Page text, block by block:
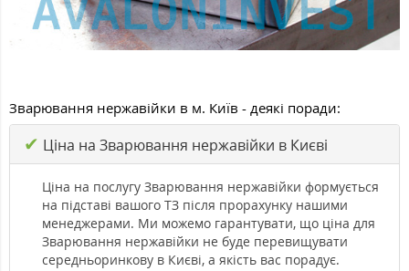
Зварювання нержавійки в м. Київ - деякі поради:
✔ Ціна на Зварювання нержавійки в Києві
Ціна на послугу Зварювання нержавійки формується
на підставі вашого ТЗ після прорахунку нашими
менеджерами. Ми можемо гарантувати, що ціна для
Зварювання нержавійки не буде перевищувати
середньоринкову в Києві, а якість вас порадує.